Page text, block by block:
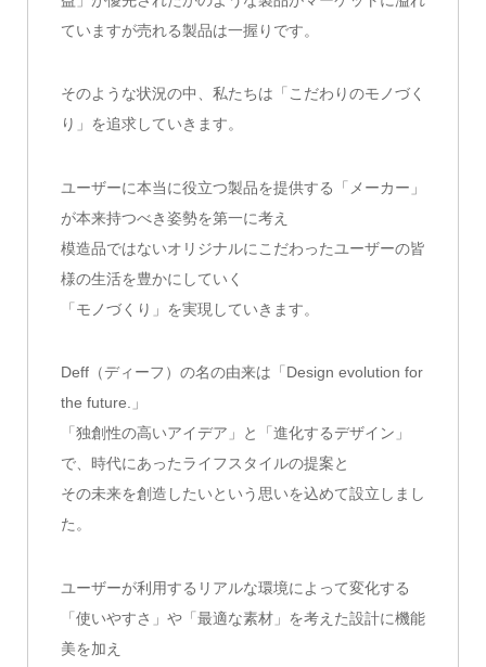
ていますが売れる製品は一握りです。
そのような状況の中、私たちは「こだわりのモノづく
り」を追求していきます。
ユーザーに本当に役立つ製品を提供する「メーカー」
が本来持つべき姿勢を第一に考え
模造品ではないオリジナルにこだわったユーザーの皆
様の生活を豊かにしていく
「モノづくり」を実現していきます。
Deff（ディーフ）の名の由来は「Design evolution for
the future.」
「独創性の高いアイデア」と「進化するデザイン」
で、時代にあったライフスタイルの提案と
その未来を創造したいという思いを込めて設立しまし
た。
ユーザーが利用するリアルな環境によって変化する
「使いやすさ」や「最適な素材」を考えた設計に機能
美を加え